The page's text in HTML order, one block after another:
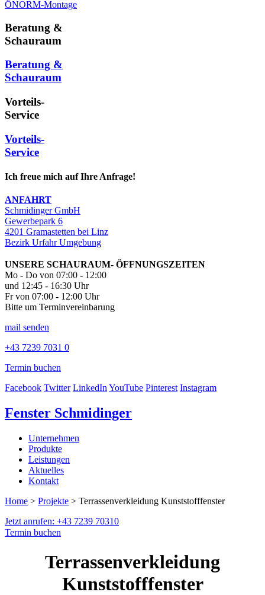
ÖNORM-Montage
Beratung &
Schauraum
Beratung &
Schauraum
Vorteils-
Service
Vorteils-
Service
Ich freue mich auf Ihre Anfrage!
ANFAHRT
Schmidinger GmbH
Gewerbepark 6
4201 Gramastetten bei Linz
Bezirk Urfahr Umgebung
UNSERE SCHAURAUM- ÖFFNUNGSZEITEN
Mo - Do von 07:00 - 12:00
und 12:45 - 16:30 Uhr
Fr von 07:00 - 12:00 Uhr
Bitte um Terminvereinbarung
mail senden
+43 7239 7031 0
Termin buchen
Facebook Twitter LinkedInYouTube Pinterest Instagram
Fenster Schmidinger
Unternehmen
Produkte
Leistungen
Aktuelles
Kontakt
Home > Projekte > Terrassenverkleidung Kunststofffenster
Jetzt anrufen: +43 7239 70310
Termin buchen
Terrassenverkleidung
Kunststofffenster